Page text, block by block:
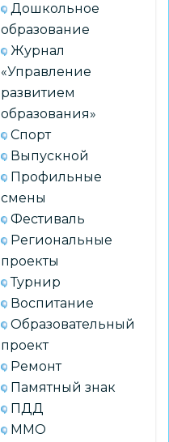
Дошкольное
образование
Журнал
«Управление
развитием
образования»
Спорт
Выпускной
Профильные
смены
Фестиваль
Региональные
проекты
Турнир
Воспитание
Образовательный
проект
Ремонт
Памятный знак
ПДД
ММО